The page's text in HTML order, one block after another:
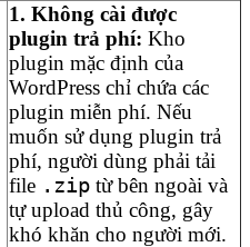
1. Không cài được
plugin trả phí: Kho
plugin mặc định của
WordPress chỉ chứa các
plugin miễn phí. Nếu
muốn sử dụng plugin trả
phí, người dùng phải tải
file .zip từ bên ngoài và
tự upload thủ công, gây
khó khăn cho người mới.